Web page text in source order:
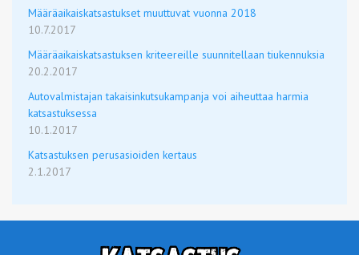
Määräaikaiskatsastukset muuttuvat vuonna 2018
10.7.2017
Määräaikaiskatsastuksen kriteereille suunnitellaan tiukennuksia
20.2.2017
Autovalmistajan takaisinkutsukampanja voi aiheuttaa harmia
katsastuksessa
10.1.2017
Katsastuksen perusasioiden kertaus
2.1.2017